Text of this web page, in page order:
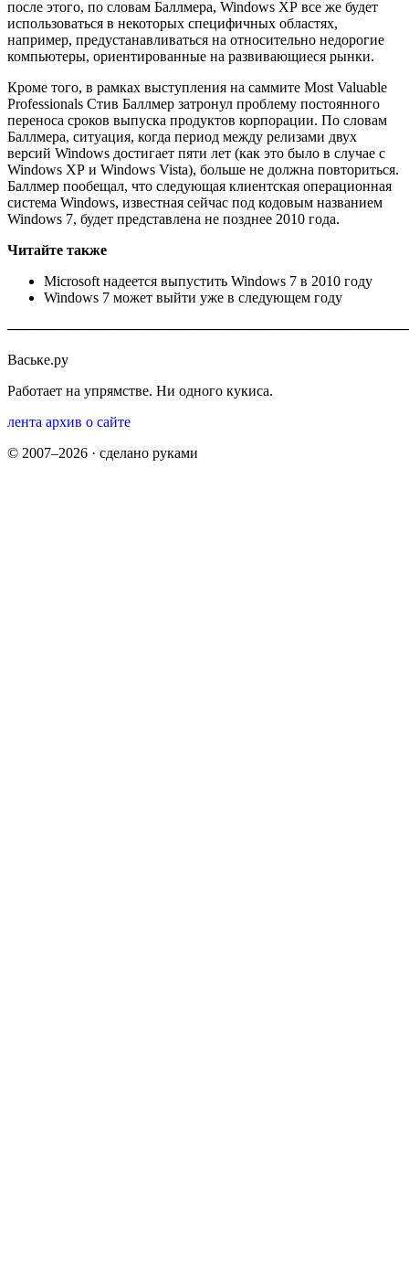
после этого, по словам Баллмера, Windows ХР все же будет
использоваться в некоторых специфичных областях,
например, предустанавливаться на относительно недорогие
компьютеры, ориентированные на развивающиеся рынки.
Кроме того, в рамках выступления на саммите Most Valuable
Professionals Стив Баллмер затронул проблему постоянного
переноса сроков выпуска продуктов корпорации. По словам
Баллмера, ситуация, когда период между релизами двух
версий Windows достигает пяти лет (как это было в случае с
Windows ХР и Windows Vista), больше не должна повториться.
Баллмер пообещал, что следующая клиентская операционная
система Windows, известная сейчас под кодовым названием
Windows 7, будет представлена не позднее 2010 года.
Читайте также
Microsoft надеется выпустить Windows 7 в 2010 году
Windows 7 может выйти уже в следующем году
Ваське.ру
Работает на упрямстве. Ни одного кукиса.
лента архив о сайте
© 2007–2026 · сделано руками